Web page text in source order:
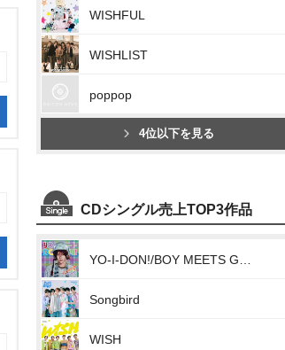
WISHFUL
WISHLIST
poppop
4位以下を見る
CDシングル売上TOP3作品
Songbird
WISH